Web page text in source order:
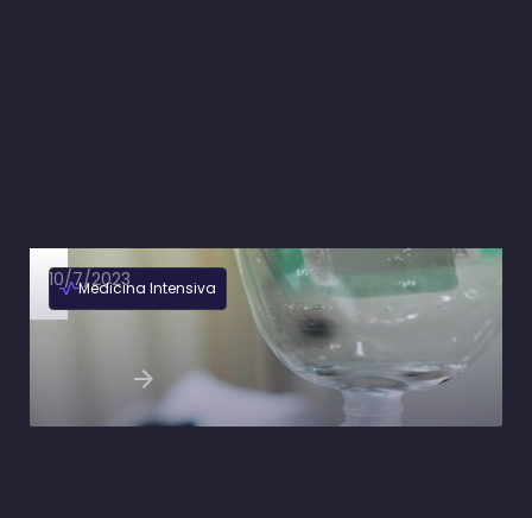
Medicina Intensiva
10/7/2023
Tempo de enchimento capilar na
ressuscitação de pacientes em choque